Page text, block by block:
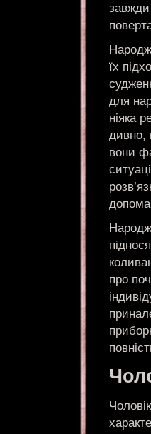
завжди
їх
для
ніяка
дивно,
вони
про